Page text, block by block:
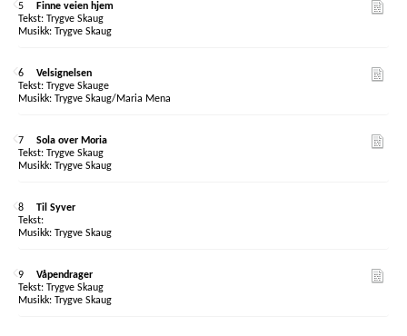
5
Finne veien hjem
Trygve Skaug
Trygve Skaug
6
Velsignelsen
Trygve Skauge
Trygve Skaug/Maria Mena
7
Sola over Moria
Trygve Skaug
Trygve Skaug
8 Til Syver
Trygve Skaug
9
Våpendrager
Trygve Skaug
Trygve Skaug